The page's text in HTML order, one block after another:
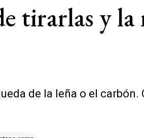
tirarlas y
de la leña o el carbón.